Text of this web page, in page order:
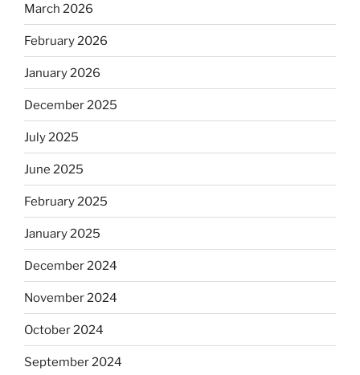
March 2026
February 2026
January 2026
December 2025
July 2025
June 2025
February 2025
January 2025
December 2024
November 2024
October 2024
September 2024